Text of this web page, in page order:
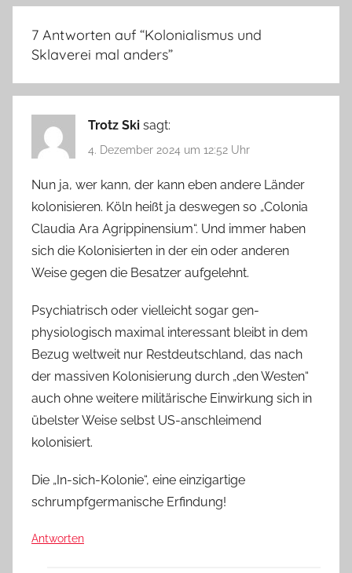
7 Antworten auf “Kolonialismus und
Sklaverei mal anders”
Trotz Ski sagt:
4. Dezember 2024 um 12:52 Uhr
Nun ja, wer kann, der kann eben andere Länder
kolonisieren. Köln heißt ja deswegen so „Colonia
Claudia Ara Agrippinensium“. Und immer haben
sich die Kolonisierten in der ein oder anderen
Weise gegen die Besatzer aufgelehnt.
Psychiatrisch oder vielleicht sogar gen-
physiologisch maximal interessant bleibt in dem
Bezug weltweit nur Restdeutschland, das nach
der massiven Kolonisierung durch „den Westen“
auch ohne weitere militärische Einwirkung sich in
übelster Weise selbst US-anschleimend
kolonisiert.
Die „In-sich-Kolonie“, eine einzigartige
schrumpfgermanische Erfindung!
Antworten